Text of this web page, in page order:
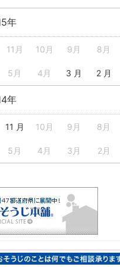
年
11月 10月 9月 8月
5月 4月 3 月 2 月
年
11 月 10月 9月 8月
5月 4月 3月 2月